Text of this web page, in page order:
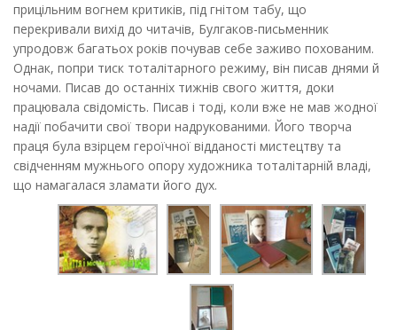
прицільним вогнем критиків, під гнітом табу, що
перекривали вихід до читачів, Булгаков-письменник
упродовж багатьох років почував себе заживо похованим.
Однак, попри тиск тоталітарного режиму, він писав днями й
ночами. Писав до останніх тижнів свого життя, доки
працювала свідомість. Писав і тоді, коли вже не мав жодної
надії побачити свої твори надрукованими. Його творча
праця була взірцем героїчної відданості мистецтву та
свідченням мужнього опору художника тоталітарній владі,
що намагалася зламати його дух.